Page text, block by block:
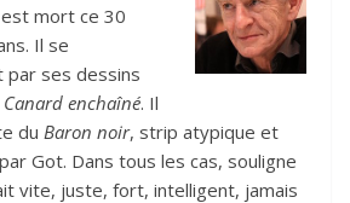
mort ce 30
Il se
ses dessins
Canard enchaîné. Il
du Baron noir, strip atypique et
Got. Dans tous les cas, souligne
vite, juste, fort, intelligent, jamais